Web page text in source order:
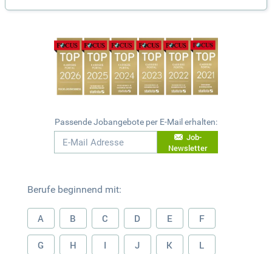
Passende Jobangebote per E-Mail erhalten:
Job-
Newsletter
Berufe beginnend mit:
A B C D E F
G H I J K L